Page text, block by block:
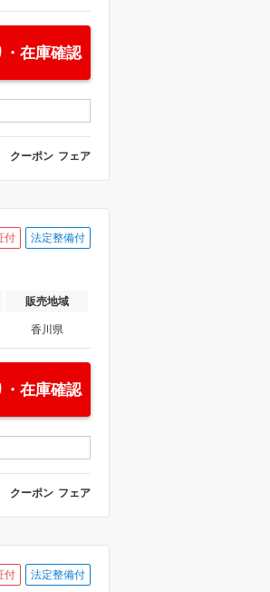
・在庫確認
クーポン フェア
付 法定整備付
販売地域
香川県
・在庫確認
クーポン フェア
付 法定整備付